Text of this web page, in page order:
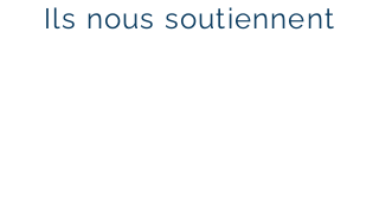
Ils nous soutiennent